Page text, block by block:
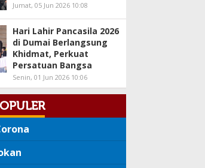
Jumat, 05 Jun 2026 10:08
Hari Lahir Pancasila 2026
di Dumai Berlangsung
Khidmat, Perkuat
Persatuan Bangsa
Senin, 01 Jun 2026 10:06